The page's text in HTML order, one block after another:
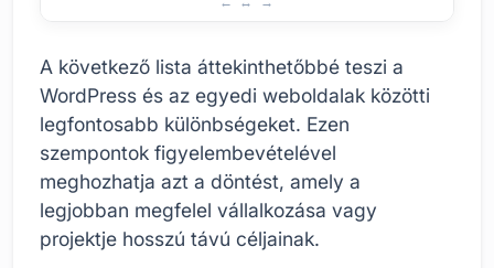
A következő lista áttekinthetőbbé teszi a
WordPress és az egyedi weboldalak közötti
legfontosabb különbségeket. Ezen
szempontok figyelembevételével
meghozhatja azt a döntést, amely a
legjobban megfelel vállalkozása vagy
projektje hosszú távú céljainak.